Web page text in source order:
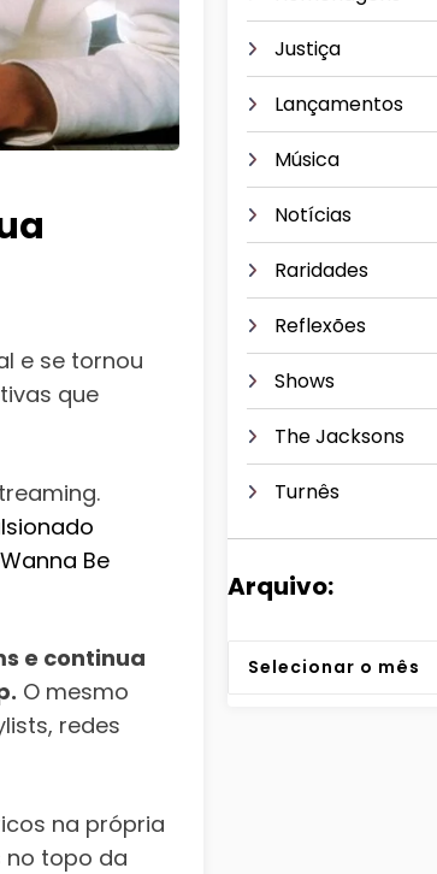
e se tornou
que
Be
e continua
O mesmo
redes
na própria
no topo da
Justiça
Lançamentos
Música
Notícias
Raridades
Reflexões
Shows
The Jacksons
Turnês
Arquivo:
Arquivos